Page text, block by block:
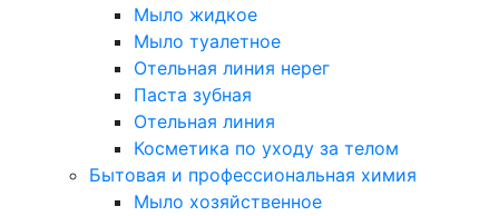
Мыло жидкое
Мыло туалетное
Отельная линия нерег
Паста зубная
Отельная линия
Косметика по уходу за телом
Бытовая и профессиональная химия
Мыло хозяйственное